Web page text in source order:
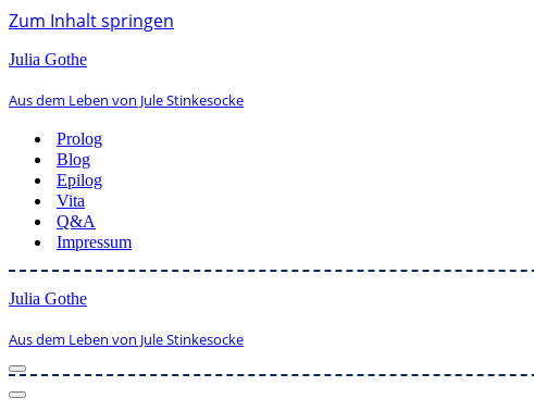
Zum Inhalt springen
Julia Gothe
Aus dem Leben von Jule Stinkesocke
Prolog
Blog
Epilog
Vita
Q&A
Impressum
Julia Gothe
Aus dem Leben von Jule Stinkesocke
Navigationsmenü
Navigationsmenü